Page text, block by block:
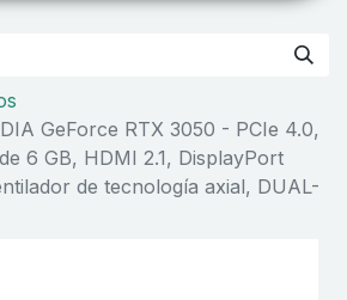
GeForce RTX 3050 - PCIe 4.0,
6 GB, HDMI 2.1, DisplayPort
de tecnología axial, DUAL-